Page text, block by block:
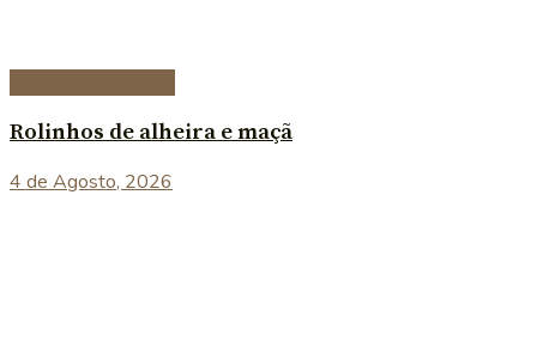
Rolinhos de alheira e maçã
4 de Agosto, 2026